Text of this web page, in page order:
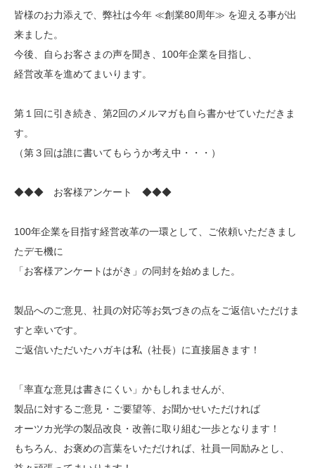
皆様のお力添えで、弊社は今年 ≪創業80周年≫ を迎える事が出
来ました。
今後、自らお客さまの声を聞き、100年企業を目指し、
経営改革を進めてまいります。
第１回に引き続き、第2回のメルマガも自ら書かせていただきま
す。
（第３回は誰に書いてもらうか考え中・・・）
◆◆◆ お客様アンケート ◆◆◆
100年企業を目指す経営改革の一環として、ご依頼いただきまし
たデモ機に
「お客様アンケートはがき」の同封を始めました。
製品へのご意見、社員の対応等お気づきの点をご返信いただけま
すと幸いです。
ご返信いただいたハガキは私（社長）に直接届きます！
「率直な意見は書きにくい」かもしれませんが、
製品に対するご意見・ご要望等、お聞かせいただければ
オーツカ光学の製品改良・改善に取り組む一歩となります！
もちろん、お褒めの言葉をいただければ、社員一同励みとし、